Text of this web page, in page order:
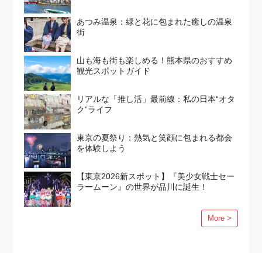
あつみ温泉：緑と花に包まれた癒しの温泉
街
山も海も街も楽しめる！熊本県のおすすめ
観光スポットガイド
リアルな「推し活」最前線：私の日本“オタ
ク”ライフ
東京の夏祭り：熱気と笑顔に包まれる都会
を体験しよう
【東京2026新スポット】『美少女戦士セー
ラームーン』の世界が品川に誕生！
More >